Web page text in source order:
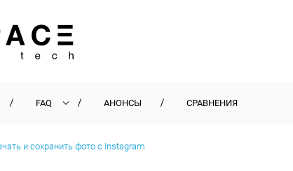
FAQ АНОНСЫ СРАВНЕНИЯ
и сохранить фото с Instagram